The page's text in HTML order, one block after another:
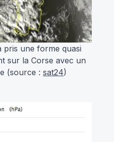
pris une forme quasi
sur la Corse avec un
(source : sat24)